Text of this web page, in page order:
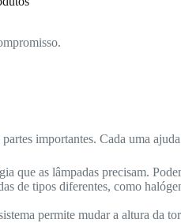
importantes. Cada uma
que as lâmpadas precisam.
de tipos diferentes, como
permite mudar a altura da